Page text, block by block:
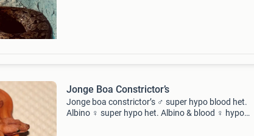
Jonge Boa Constrictor’s
Jonge boa constrictor’s ♂ super hypo blood het.
Albino ♀ super hypo het. Albino & blood ♀ hypo